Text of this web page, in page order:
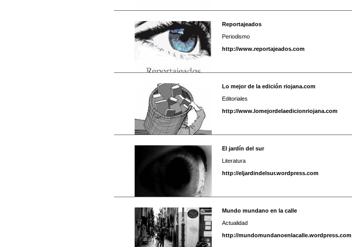
Reportajeados
Periodismo
http://www.reportajeados.com
Lo mejor de la edición riojana.com
Editoriales
http://www.lomejordelaedicionriojana.com
El jardín del sur
Literatura
http://eljardindelsur.wordpress.com
Mundo mundano en la calle
Actualidad
http://mundomundanoenlacalle.wordpress.com